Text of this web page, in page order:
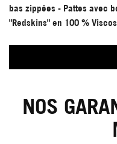
bas zippées - Pattes avec
"Redskins" en 100 %
NOS